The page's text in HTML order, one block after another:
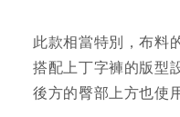
此款相當特別，布料
搭配上丁字褲的版型
後方的臀部上方也使